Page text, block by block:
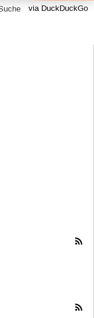
via DuckDuckGo